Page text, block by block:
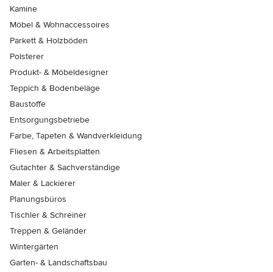
Kamine
Möbel & Wohnaccessoires
Parkett & Holzböden
Polsterer
Produkt- & Möbeldesigner
Teppich & Bodenbeläge
Baustoffe
Entsorgungsbetriebe
Farbe, Tapeten & Wandverkleidung
Fliesen & Arbeitsplatten
Gutachter & Sachverständige
Maler & Lackierer
Planungsbüros
Tischler & Schreiner
Treppen & Geländer
Wintergärten
Garten- & Landschaftsbau